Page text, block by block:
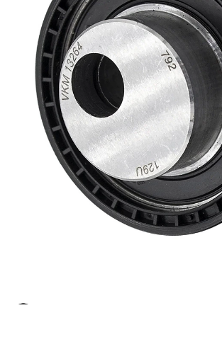
intinzatoare
manual